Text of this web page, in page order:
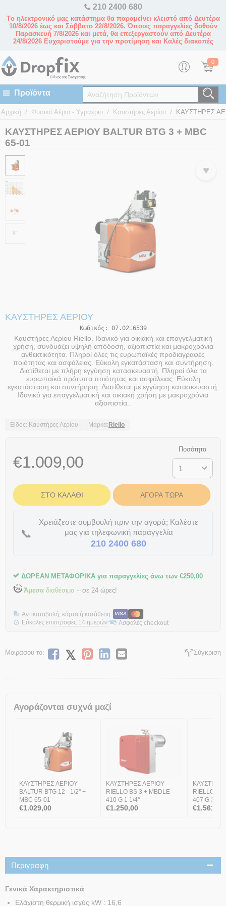
210 2400 680
Tο ηλεκτρονικό μας κατάστημα θα παραμείνει κλειστό από Δευτέρα
10/8/2026 έως και Σάββατο 22/8/2026. Όποιες παραγγελίες δοθούν
Παρασκευή 7/8/2026 και μετά, θα επεξεργαστούν από Δευτέρα
24/8/2026 Ευχαριστούμε για την προτίμηση και Καλές διακοπές
0
Αρχική / Φυσικό Αέριο - Υγραέριο / Καυστήρες Αερίου / ΚΑΥΣΤΗΡΕΣ
ΚΑΥΣΤΗΡΕΣ ΑΕΡΙΟΥ BALTUR BTG 3 + MBC
65-01
♥
ΚΑΥΣΤΉΡΕΣ ΑΕΡΊΟΥ
Κωδικός: 07.02.6539
Καυστήρες Αερίου Riello. Ιδανικό για οικιακή και επαγγελματική
χρήση, συνδυάζει υψηλή απόδοση, αξιοπιστία και μακροχρόνια
ανθεκτικότητα. Πληροί όλες τις ευρωπαϊκές προδιαγραφές
ποιότητας και ασφάλειας. Εύκολη εγκατάσταση και συντήρηση.
Διατίθεται με πλήρη εγγύηση κατασκευαστή. Πληροί όλα τα
ευρωπαϊκά πρότυπα ποιότητας και ασφάλειας. Εύκολη
εγκατάσταση και συντήρηση. Διατίθεται με εγγύηση κατασκευαστή.
Ιδανικό για επαγγελματική και οικιακή χρήση με μακροχρόνια
αξιοπιστία..
Είδος: Καυστήρες Αερίου Μάρκα: Riello
€1.009,00
Ποσότητα
ΣΤΟ ΚΑΛΆΘΙ ΑΓΟΡΆ ΤΏΡΑ
📞
Χρειάζεστε συμβουλή πριν την αγορά; Καλέστε
μας για τηλεφωνική παραγγελία
210 2400 680
ΔΩΡΕΑΝ ΜΕΤΑΦΟΡΙΚΑ για παραγγελίες άνω των €250,00
Άμεσα διαθέσιμο σε 24 ώρες!
Αντικαταβολή, κάρτα ή κατάθεση VISA
Εύκολες επιστροφές 14 ημερών* Ασφαλές checkout
Μοιράσου το: Σύγκριση
Αγοράζονται συχνά μαζί
ΚΑΥΣΤΗΡΕΣ ΑΕΡΙΟΥ
BALTUR BTG 12 - 1/2'' +
MBC 65-01
€1.029,00
ΚΑΥΣΤΗΡΕΣ ΑΕΡΙΟΥ
RIELLO BS 3 + MBDLE
410 G 1 1/4''
€1.250,00
RIELLO BS
407 G 3/4''
€1.561,00
Περιγραφη
Γενικά Χαρακτηριστικά
Ελάχιστη θερμική ισχύς kW : 16,6